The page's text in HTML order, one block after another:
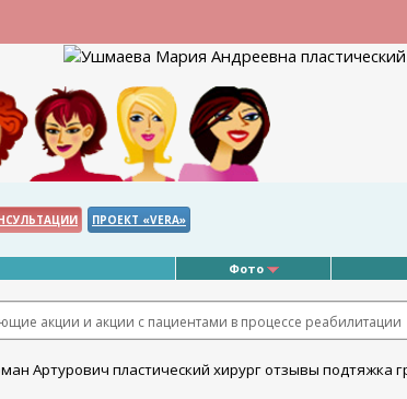
ПРОЕКТ «VERA»
Фото
акции и акции с пациентами в процессе реабилитации